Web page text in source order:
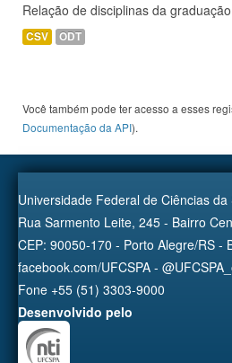
Relação de disciplinas da
CSV ODT
Você também pode ter acesso a esses
Documentação da API).
Universidade Federal de Ciências
Rua Sarmento Leite, 245 - Bairro
CEP: 90050-170 - Porto Alegre/RS -
facebook.com/UFCSPA -
Fone +55 (51) 3303-9000
Desenvolvido pelo